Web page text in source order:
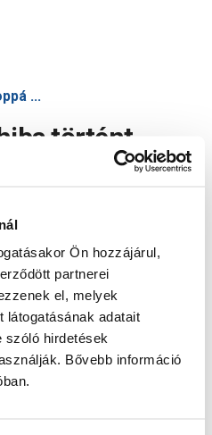
Ön hozzájárul,
partnerei
el, melyek
látogatásának adatait
szóló hirdetések
Bővebb információ
...
történt